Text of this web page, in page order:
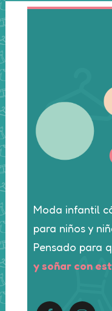
Moda infantil
para niños y
Pensado para
y soñar con